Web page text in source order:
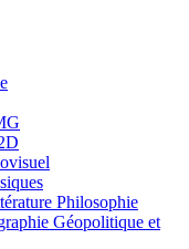
Philosophie
Géopolitique et